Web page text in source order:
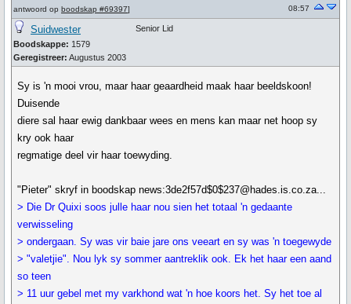
antwoord op boodskap #69397] 08:57
Suidwester
Boodskappe: 1579
Geregistreer: Augustus 2003
Senior Lid
Sy is 'n mooi vrou, maar haar geaardheid maak haar beeldskoon!
Duisende
diere sal haar ewig dankbaar wees en mens kan maar net hoop sy
kry ook haar
regmatige deel vir haar toewyding.
"Pieter" skryf in boodskap news:3de2f57d$0$237@hades.is.co.za...
> Die Dr Quixi soos julle haar nou sien het totaal 'n gedaante
verwisseling
> ondergaan. Sy was vir baie jare ons veeart en sy was 'n toegewyde
> "valetjie". Nou lyk sy sommer aantreklik ook. Ek het haar een aand
so teen
> 11 uur gebel met my varkhond wat 'n hoe koors het. Sy het toe al